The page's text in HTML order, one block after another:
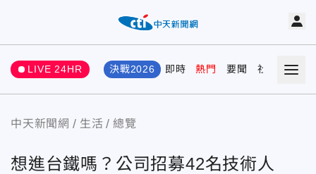
LIVE 24HR 決戰2026 即時 熱門 要聞 社會 娛樂
中天新聞網 生活 總覽
想進台鐵嗎？公司招募42名技術人